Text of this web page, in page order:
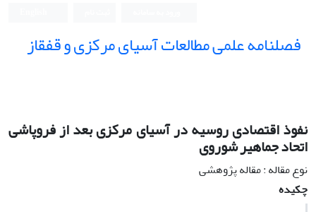
فصلنامه علمی مطالعات آسیای مرکزی و قفقاز
نفوذ اقتصادی روسیه در آسیای مرکزی بعد از فروپاشی
اتحاد جماهیر شوروی
نوع مقاله : مقاله پژوهشی
چکیده